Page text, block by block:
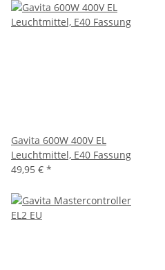
Gavita 600W 400V EL
Leuchtmittel, E40 Fassung
49,95 € *